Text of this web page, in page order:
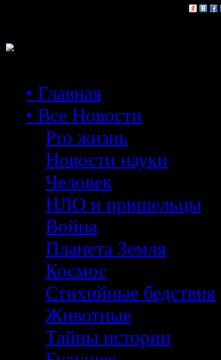
• Главная
• Все Новости
Pro жизнь
Новости науки
Человек
НЛО и пришельцы
Война
Планета Земля
Космос
Стихийные бедствия
Животные
Тайны истории